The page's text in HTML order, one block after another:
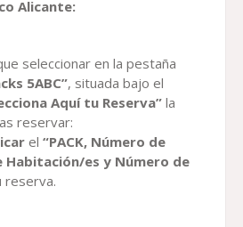
Alicante:
seleccionar en la pestaña
5ABC”, situada bajo el
Aquí tu Reserva”la
reservar:
el “PACK, Número de
Habitación/es y Número de
reserva.